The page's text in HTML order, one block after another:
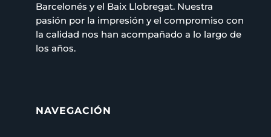
Barcelonés y el Baix Llobregat. Nuestra
pasión por la impresión y el compromiso con
la calidad nos han acompañado a lo largo de
los años.
NAVEGACIÓN